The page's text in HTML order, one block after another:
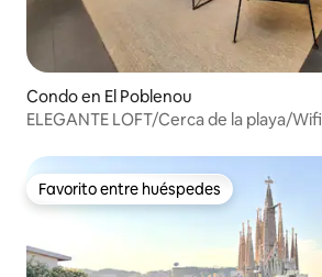
Condo en El Poblenou
ELEGANTE LOFT/Cerca de la playa/Wifi
Favorito entre huéspedes
Favorito entre huéspedes